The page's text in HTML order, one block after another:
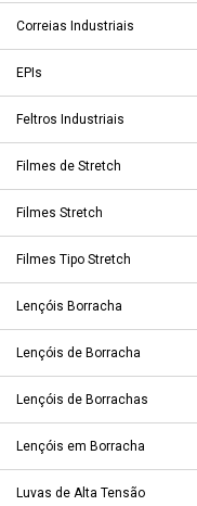
Correias Industriais
EPIs
Feltros Industriais
Filmes de Stretch
Filmes Stretch
Filmes Tipo Stretch
Lençóis Borracha
Lençóis de Borracha
Lençóis de Borrachas
Lençóis em Borracha
Luvas de Alta Tensão